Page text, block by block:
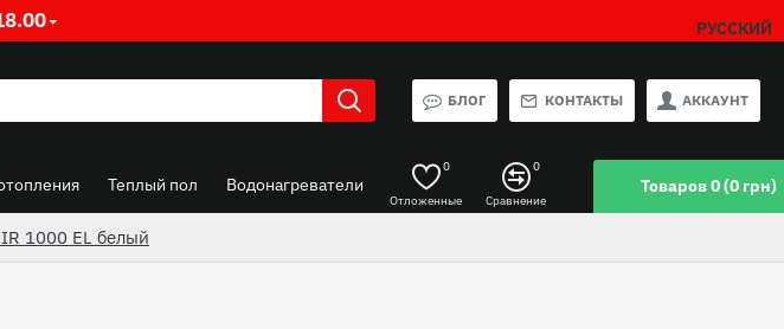
РУССКИЙ
БЛОГ КОНТАКТЫ АККАУНТ
Теплый пол Водонагреватели
Отложенные
0
Сравнение
0
Товаров 0 (0 грн)
1000 EL белый